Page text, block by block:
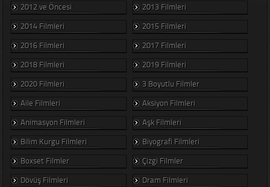
2012 ve Öncesi
2013 Filmleri
2014 Filmleri
2015 Filmleri
2016 Filmleri
2017 Filmleri
2018 Filmleri
2019 Filmleri
2020 Filmleri
3 Boyutlu Filmler
Aile Filmleri
Aksiyon Filmleri
Animasyon Filmleri
Aşk Filmleri
Bilim Kurgu Filmleri
Biyografi Filmleri
Boxset Filmler
Çizgi Filmler
Dövüş Filmleri
Dram Filmleri